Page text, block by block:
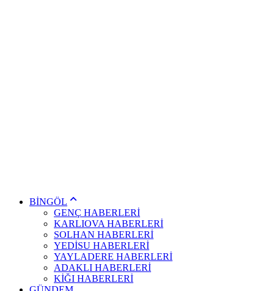
BİNGÖL
GENÇ HABERLERİ
KARLIOVA HABERLERİ
SOLHAN HABERLERİ
YEDİSU HABERLERİ
YAYLADERE HABERLERİ
ADAKLI HABERLERİ
KİĞI HABERLERİ